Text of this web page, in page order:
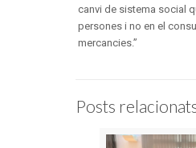
canvi de sistema social
persones i no en el
mercancies.”
Posts